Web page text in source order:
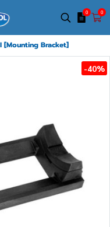
0 0
[Mounting Bracket]
-40%